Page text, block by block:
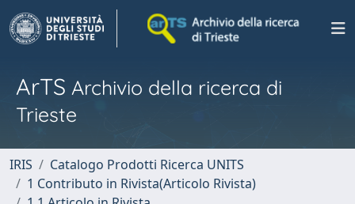
ArTS Archivio della ricerca di
Trieste
IRIS
Catalogo Prodotti Ricerca UNITS
1 Contributo in Rivista(Articolo Rivista)